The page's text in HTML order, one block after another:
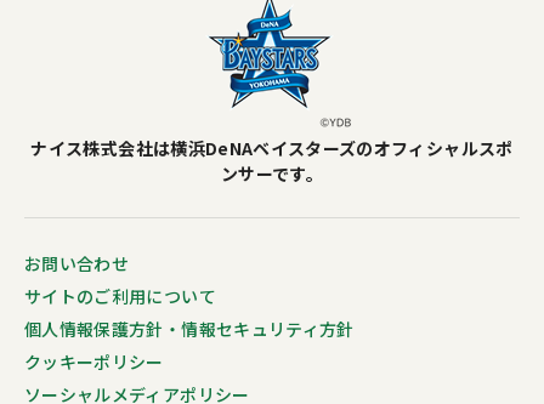
ナイス株式会社は横浜DeNAベイスターズのオフィシャルスポ
ンサーです。
お問い合わせ
サイトのご利用について
個人情報保護方針・情報セキュリティ方針
クッキーポリシー
ソーシャルメディアポリシー